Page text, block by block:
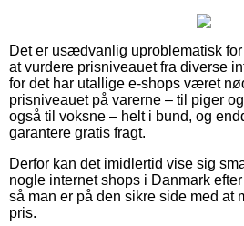
Det er usædvanlig uproblematisk
at vurdere prisniveauet fra diverse
for det har utallige e-shops været
prisniveauet på varerne – til piger
også til voksne – helt i bund, og
garantere gratis fragt.
Derfor kan det imidlertid vise sig
nogle internet shops i Danmark
så man er på den sikre side med at
pris.